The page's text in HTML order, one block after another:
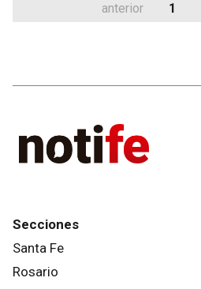
anterior 1
Secciones
Santa Fe
Rosario